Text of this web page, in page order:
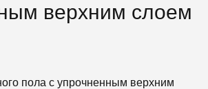
верхним слоем
пола с упрочненным верхним